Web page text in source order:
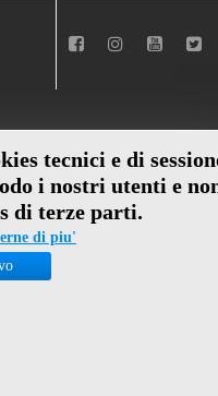
tecnici e di
i nostri utenti e
di terze parti.
di piu'